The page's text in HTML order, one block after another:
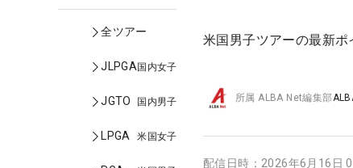
全ツアー
JLPGA国内女子
JGTO 国内男子
LPGA 米国女子
米国男子ツアーの最新ポ
所属ALBA Net編集部
配信日時： 2026年6月16日